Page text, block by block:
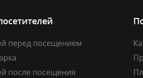
перед посещением
после посещения